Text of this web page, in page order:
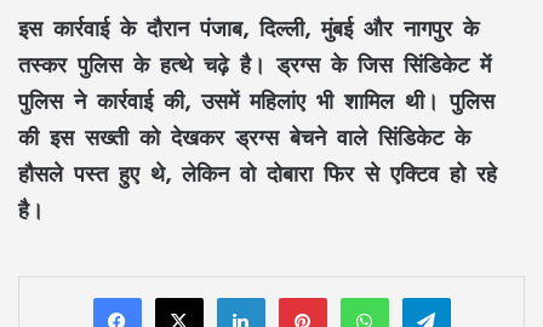
इस कार्रवाई के दौरान पंजाब, दिल्ली, मुंबई और नागपुर के
तस्कर पुलिस के हत्थे चढ़े है। ड्रग्स के जिस सिंडिकेट में
पुलिस ने कार्रवाई की, उसमें महिलांए भी शामिल थी। पुलिस
की इस सख्ती को देखकर ड्रग्स बेचने वाले सिंडिकेट के
हौसले पस्त हुए थे, लेकिन वो दोबारा फिर से एक्टिव हो रहे
है।
LinkedInPinterestWhatsAppTelegram